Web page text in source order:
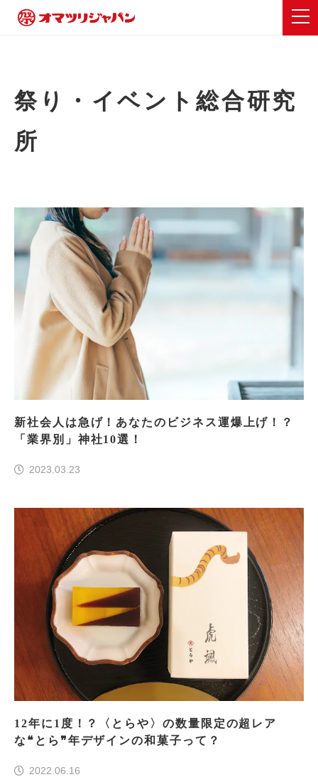
祭り・イベント総合研究
所
新社会人は急げ！あなたのビジネス運爆上げ！？
「業界別」神社10選！
2023.03.23
12年に1度！？〈とらや〉の数量限定の超レア
な❝とら❞年デザインの和菓子って？
2022.06.16